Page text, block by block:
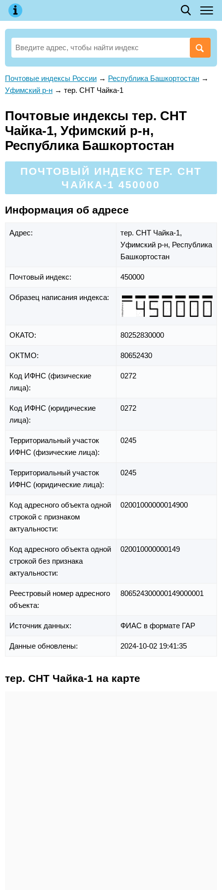
Почтовые индексы России → Республика Башкортостан →
Уфимский р-н → тер. СНТ Чайка-1
Почтовые индексы тер. СНТ
Чайка-1, Уфимский р-н,
Республика Башкортостан
ПОЧТОВЫЙ ИНДЕКС ТЕР. СНТ
ЧАЙКА-1 450000
Информация об адресе
Адрес:
тер. СНТ Чайка-1,
Уфимский р-н, Республика
Башкортостан
Почтовый индекс: 450000
Образец написания индекса:
ОКАТО: 80252830000
ОКТМО: 80652430
Код ИФНС (физические
лица):
0272
Код ИФНС (юридические
лица):
0272
Территориальный участок
ИФНС (физические лица):
0245
Территориальный участок
ИФНС (юридические лица):
0245
Код адресного объекта одной
строкой с признаком
актуальности:
02001000000014900
Код адресного объекта одной
строкой без признака
актуальности:
020010000000149
Реестровый номер адресного
объекта:
806524300000149000001
Источник данных: ФИАС в формате ГАР
Данные обновлены: 2024-10-02 19:41:35
тер. СНТ Чайка-1 на карте